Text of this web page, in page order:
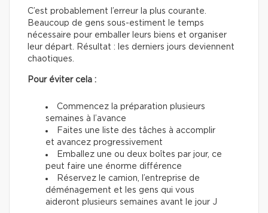
C’est probablement l’erreur la plus courante.
Beaucoup de gens sous-estiment le temps
nécessaire pour emballer leurs biens et organiser
leur départ. Résultat : les derniers jours deviennent
chaotiques.
Pour éviter cela :
Commencez la préparation plusieurs
semaines à l’avance
Faites une liste des tâches à accomplir
et avancez progressivement
Emballez une ou deux boîtes par jour, ce
peut faire une énorme différence
Réservez le camion, l’entreprise de
déménagement et les gens qui vous
aideront plusieurs semaines avant le jour J